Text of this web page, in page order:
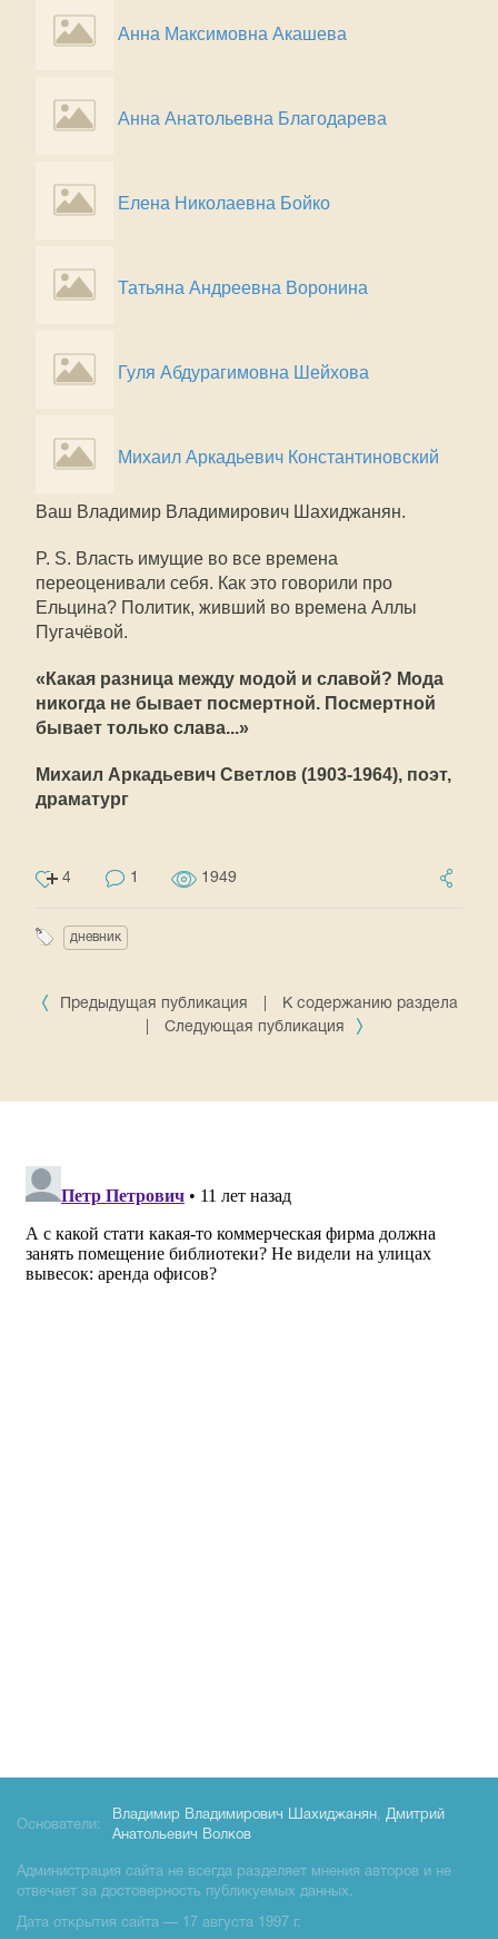
Анна Максимовна Акашева
Анна Анатольевна Благодарева
Елена Николаевна Бойко
Татьяна Андреевна Воронина
Гуля Абдурагимовна Шейхова
Михаил Аркадьевич Константиновский
Ваш Владимир Владимирович Шахиджанян.
P. S. Власть имущие во все времена
переоценивали себя. Как это говорили про
Ельцина? Политик, живший во времена Аллы
Пугачёвой.
«Какая разница между модой и славой? Мода
никогда не бывает посмертной. Посмертной
бывает только слава...»
Михаил Аркадьевич Светлов (1903-1964), поэт,
драматург
4 1 1949
дневник
Предыдущая публикация
К содержанию раздела
Следующая публикация
Основатели:
Владимир Владимирович Шахиджанян, Дмитрий
Анатольевич Волков
Администрация сайта не всегда разделяет мнения авторов и не
отвечает за достоверность публикуемых данных.
Дата открытия сайта — 17 августа 1997 г.